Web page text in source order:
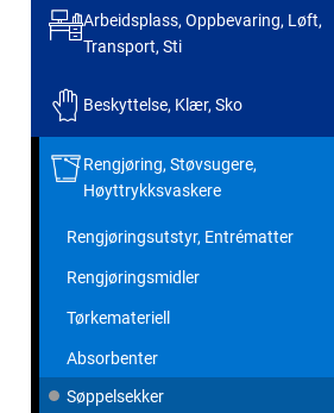
Arbeidsplass, Oppbevaring, Løft,
Transport, Sti
Beskyttelse, Klær, Sko
Rengjøring, Støvsugere,
Høyttrykksvaskere
Rengjøringsutstyr, Entrématter
Rengjøringsmidler
Tørkemateriell
Absorbenter
Søppelsekker